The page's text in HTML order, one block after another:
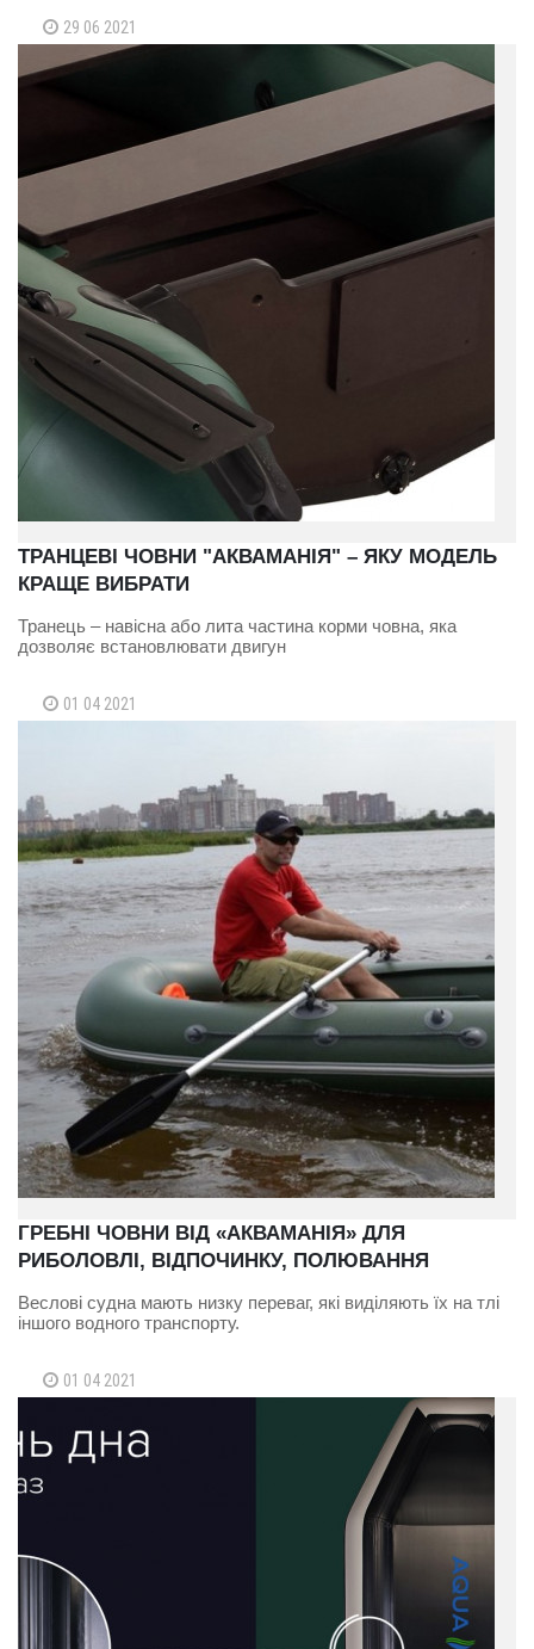
29 06 2021
ТРАНЦЕВІ ЧОВНИ "АКВАМАНІЯ" – ЯКУ МОДЕЛЬ
КРАЩЕ ВИБРАТИ
Транець – навісна або лита частина корми човна, яка
дозволяє встановлювати двигун
01 04 2021
ГРЕБНІ ЧОВНИ ВІД «АКВАМАНІЯ» ДЛЯ
РИБОЛОВЛІ, ВІДПОЧИНКУ, ПОЛЮВАННЯ
Веслові судна мають низку переваг, які виділяють їх на тлі
іншого водного транспорту.
01 04 2021